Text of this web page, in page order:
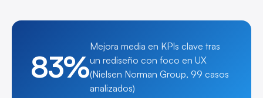
83%
Mejora media en KPIs clave tras
un rediseño con foco en UX
(Nielsen Norman Group, 99 casos
analizados)